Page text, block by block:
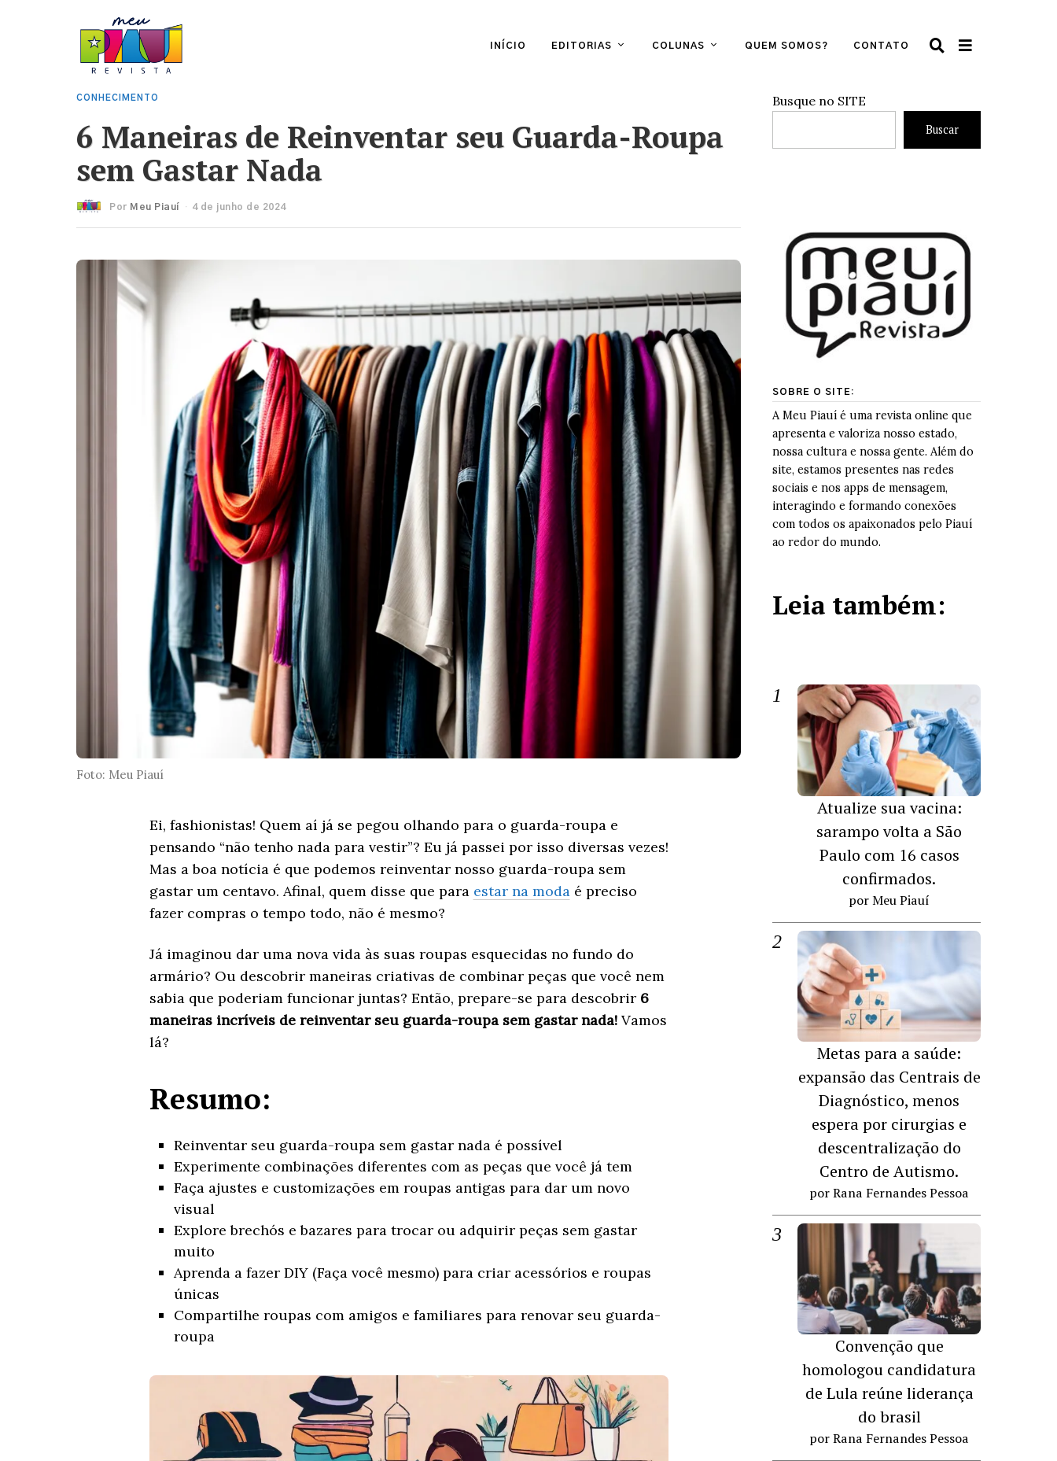
INÍCIO EDITORIAS COLUNAS QUEM SOMOS? CONTATO
CONHECIMENTO
6 Maneiras de Reinventar seu Guarda-Roupa
sem Gastar Nada
Por Meu Piauí 4 de junho de 2024
Foto: Meu Piauí
Ei, fashionistas! Quem aí já se pegou olhando para o guarda-roupa e
pensando “não tenho nada para vestir”? Eu já passei por isso diversas vezes!
Mas a boa notícia é que podemos reinventar nosso guarda-roupa sem
gastar um centavo. Afinal, quem disse que para estar na modaé preciso
fazer compras o tempo todo, não é mesmo?
Já imaginou dar uma nova vida às suas roupas esquecidas no fundo do
armário? Ou descobrir maneiras criativas de combinar peças que você nem
sabia que poderiam funcionar juntas? Então, prepare-se para descobrir 6
maneiras incríveis de reinventar seu guarda-roupa sem gastar nada!Vamos
lá?
Resumo:
Reinventar seu guarda-roupa sem gastar nada é possível
Experimente combinações diferentes com as peças que você já tem
Faça ajustes e customizações em roupas antigas para dar um novo
visual
Explore brechós e bazares para trocar ou adquirir peças sem gastar
muito
Aprenda a fazer DIY (Faça você mesmo) para criar acessórios e roupas
únicas
Compartilhe roupas com amigos e familiares para renovar seu guarda-
roupa
Busque no SITE
Buscar
SOBRE O SITE:
A Meu Piauí é uma revista online que
apresenta e valoriza nosso estado,
nossa cultura e nossa gente. Além do
site, estamos presentes nas redes
sociais e nos apps de mensagem,
interagindo e formando conexões
com todos os apaixonados pelo Piauí
ao redor do mundo.
Leia também:
Atualize sua vacina:
sarampo volta a São
Paulo com 16 casos
confirmados.
por Meu Piauí
Metas para a saúde:
expansão das Centrais de
Diagnóstico, menos
espera por cirurgias e
descentralização do
Centro de Autismo.
por Rana Fernandes Pessoa
Convenção que
homologou candidatura
de Lula reúne liderança
do brasil
por Rana Fernandes Pessoa